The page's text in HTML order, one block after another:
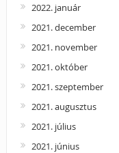
2022. január
2021. december
2021. november
2021. október
2021. szeptember
2021. augusztus
2021. július
2021. június